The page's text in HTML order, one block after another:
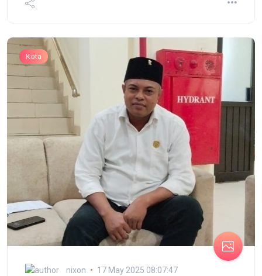
Kota
nixon 17 May 2025 08:07:47